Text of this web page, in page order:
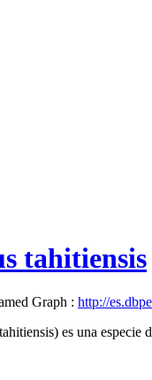
tahitiensis
Graph : http://
es una